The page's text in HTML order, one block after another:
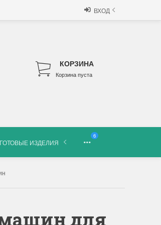
ВХОД
КОРЗИНА
Корзина пуста
ГОТОВЫЕ ИЗДЕЛИЯ
6
для